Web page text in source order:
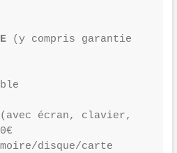
(y compris garantie
écran, clavier,
disque/carte